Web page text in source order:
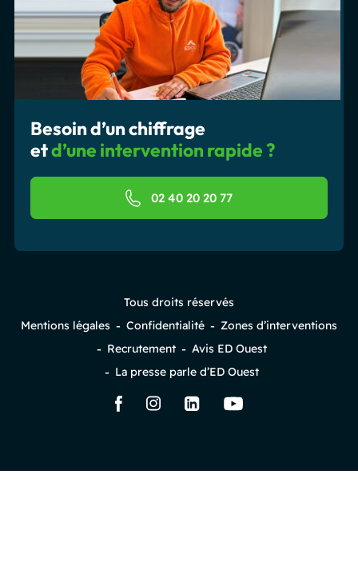
Besoin d’un chiffrage
etd’une intervention rapide ?
02 40 20 20 77
Tous droits réservés
Mentions légales
Confidentialité
Zones d’interventions
Recrutement
Avis ED Ouest
La presse parle d’ED Ouest